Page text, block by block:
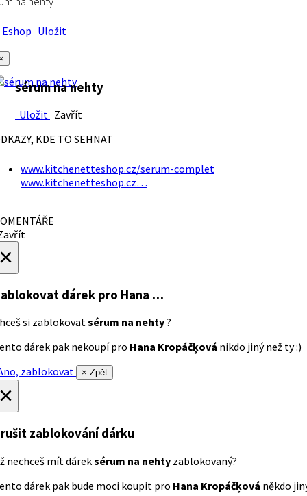
Uložit
sérum na nehty
Uložit Zavřít
KDE TO SEHNAT
www.kitchenetteshop.cz/serum-complet
www.kitchenetteshop.cz…
dárek pro Hana …
si zablokovatsérum na nehty?
dárek pak nekoupí pro Hana Kropáčķová nikdo jiný než ty :)
zablokovat
× Zpět
zablokování dárku
nechceš mít dáreksérum na nehty zablokovaný?
dárek pak bude moci koupit pro Hana Kropáčķová někdo